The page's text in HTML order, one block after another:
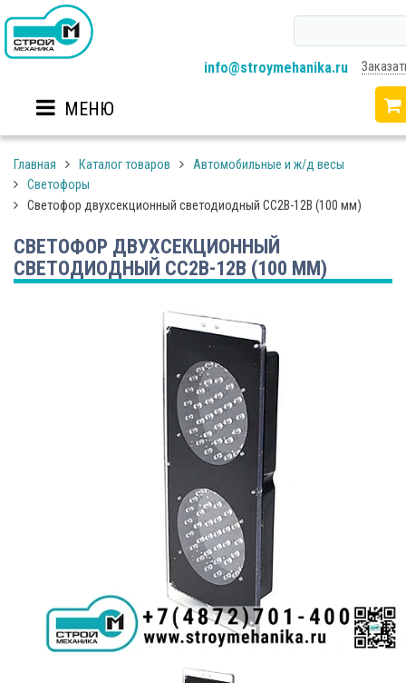
info@stroymehanika.ru
МЕНЮ
Главная Каталог товаров
Автомобильные и ж/д весы
Светофоры
Светофор двухсекционный светодиодный СС2В-12В (100 мм)
СВЕТОФОР ДВУХСЕКЦИОННЫЙ
СВЕТОДИОДНЫЙ СС2В-12В (100 ММ)